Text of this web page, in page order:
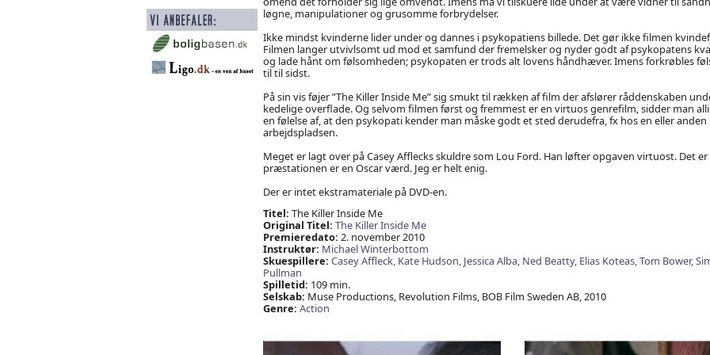
løgne, manipulationer og grusomme forbrydelser.
Ikke mindst kvinderne lider under og dannes i psykopatiens billede. Det gør ikke filmen
Filmen langer utvivlsomt ud mod et samfund der fremelsker og nyder godt af psykopatens
og lade hånt om følsomheden; psykopaten er trods alt lovens håndhæver. Imens forkrøbles
til til sidst.
På sin vis føjer ”The Killer Inside Me” sig smukt til rækken af film der afslører råddenskaben
kedelige overflade. Og selvom filmen først og fremmest er en virtuos genrefilm, sidder man
en følelse af, at den psykopati kender man måske godt et sted derudefra, fx hos en eller anden
arbejdspladsen.
Meget er lagt over på Casey Afflecks skuldre som Lou Ford. Han løfter opgaven virtuost. Det
præstationen er en Oscar værd. Jeg er helt enig.
Der er intet ekstramateriale på DVD-en.
Titel: The Killer Inside Me
Original Titel: The Killer Inside Me
Premieredato: 2. november 2010
Instruktør: Michael Winterbottom
Skuespillere: Casey Affleck, Kate Hudson, Jessica Alba, Ned Beatty, Elias Koteas,Tom Bower,
Pullman
Spilletid: 109 min.
Selskab: Muse Productions, Revolution Films, BOB Film Sweden AB, 2010
Genre: Action